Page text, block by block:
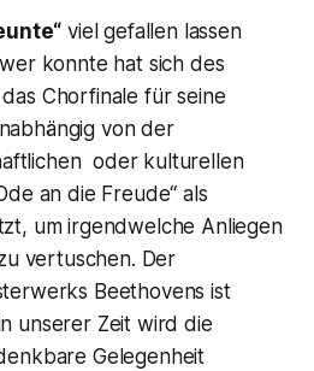
viel gefallen lassen
konnte hat sich des
Chorfinale für seine
von der
oder kulturellen
an die Freude“ als
um irgendwelche Anliegen
vertuschen. Der
Beethovens ist
unserer Zeit wird die
Gelegenheit